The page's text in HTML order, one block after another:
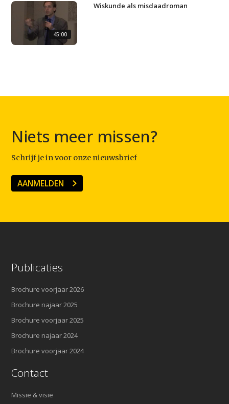
Video
45:00
Wiskunde als misdaadroman
Niets meer missen?
Schrijf je in voor onze nieuwsbrief
AANMELDEN
Publicaties
Brochure voorjaar 2026
Brochure najaar 2025
Brochure voorjaar 2025
Brochure najaar 2024
Brochure voorjaar 2024
Contact
Missie & visie